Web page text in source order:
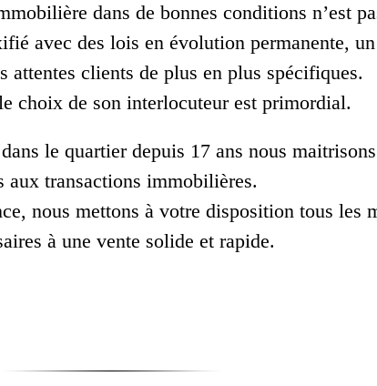
dans de bonnes conditions n’est
avec des lois en évolution permanente, un
attentes clients de plus en plus spécifiques.
choix de son interlocuteur est primordial.
le quartier depuis 17 ans nous
aux transactions immobilières.
nous mettons à votre disposition tous les
à une vente solide et rapide.